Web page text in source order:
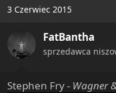
t
n
s
3 Czerwiec 2015
FatBantha
sprzedawca
Stephen Fry - Wagner